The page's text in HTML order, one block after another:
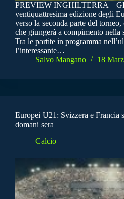
PREVIEW INGHILTERRA –
ventiquattresima edizione degli
verso la seconda parte del
che giungerà a compimento nella
Tra le partite in programma
l’interessante…
Salvo Mangano
18
Europei U21: Svizzera e Francia
domani sera
Calcio